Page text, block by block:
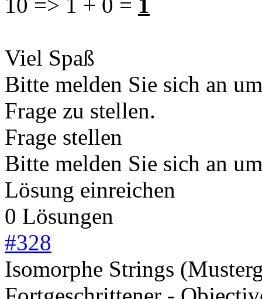
Viel Spaß
Bitte melden Sie sich an
Frage zu stellen.
Frage stellen
Bitte melden Sie sich an
Lösung einreichen
0 Lösungen
#328
Isomorphe Strings